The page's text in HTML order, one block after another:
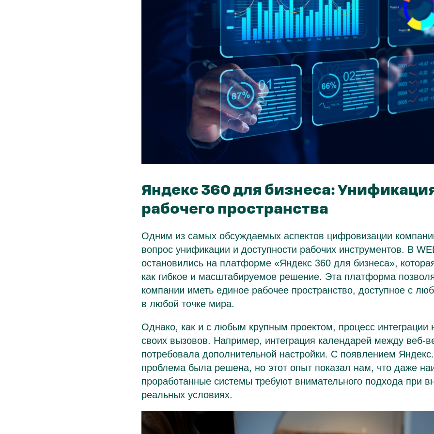
Яндекс 360 для бизнеса:
рабочего пространства
Одним из самых обсуждаемых аспектов цифровизации
вопрос унификации и доступности рабочих инструментов. В
остановились на платформе «Яндекс 360 для бизнеса»,
как гибкое и масштабируемое решение. Эта платформа
компании иметь единое рабочее пространство, доступное с
в любой точке мира.
Однако, как и с любым крупным проектом, процесс
своих вызовов. Например, интеграция календарей между веб-
потребовала дополнительной настройки. С появлением
проблема была решена, но этот опыт показал нам, что даже
проработанные системы требуют внимательного подхода при
реальных условиях.